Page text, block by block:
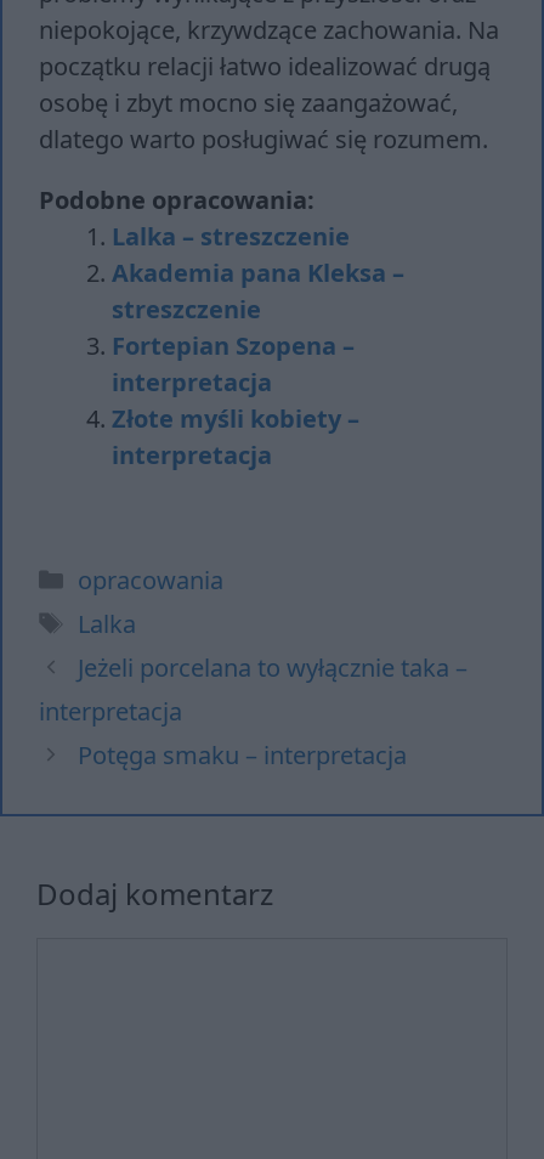
niepokojące, krzywdzące zachowania. Na
początku relacji łatwo idealizować drugą
osobę i zbyt mocno się zaangażować,
dlatego warto posługiwać się rozumem.
Podobne opracowania:
Lalka – streszczenie
Akademia pana Kleksa –
streszczenie
Fortepian Szopena –
interpretacja
Złote myśli kobiety –
interpretacja
Kategorie
opracowania
Tagi
Lalka
Jeżeli porcelana to wyłącznie taka –
interpretacja
Potęga smaku – interpretacja
Dodaj komentarz